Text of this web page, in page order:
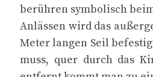
berühren symbolisch
Anlässen wird das
Meter langen Seil
muss, quer durch das